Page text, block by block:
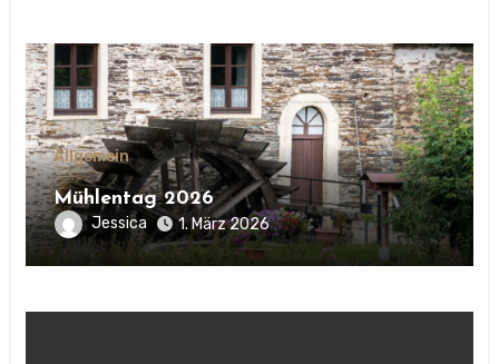
Allgemein
Mühlentag 2026
Jessica 1. März 2026